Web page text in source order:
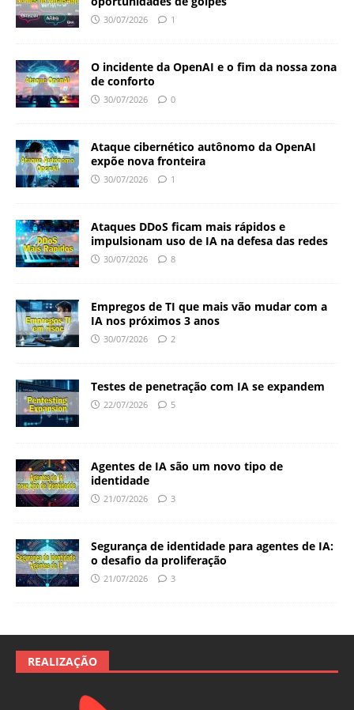
30/07/2026 1
O incidente da OpenAI e o fim da nossa zona
de conforto
30/07/2026 0
Ataque cibernético autônomo da OpenAI
expõe nova fronteira
30/07/2026 1
Ataques DDoS ficam mais rápidos e
impulsionam uso de IA na defesa das redes
30/07/2026 8
Empregos de TI que mais vão mudar com a
IA nos próximos 3 anos
30/07/2026 2
Testes de penetração com IA se expandem
22/07/2026 5
Agentes de IA são um novo tipo de
identidade
21/07/2026 3
Segurança de identidade para agentes de IA:
o desafio da proliferação
21/07/2026 3
REALIZAÇÃO